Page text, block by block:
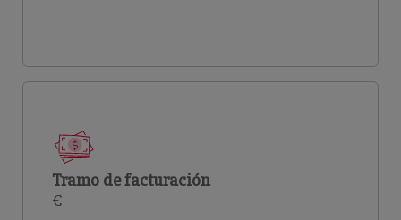
Tramo de facturación
€